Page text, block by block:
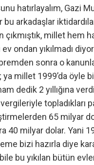
hatırlayalım, Gazi
bu arkadaşlar
millet hem
ev ondan yıkılmadı
sonra o
ya millet 1999’da
dedik 2 yıllığına
topladıkları
65 milyar
40 milyar dolar. Yani
bizi hazırla diye
bu yıkılan bütün